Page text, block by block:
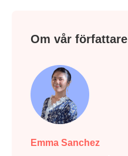
Om vår författare
Emma Sanchez